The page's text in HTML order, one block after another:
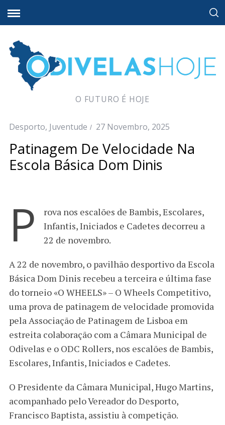
O FUTURO É HOJE
Desporto, Juventude 27 Novembro, 2025
Patinagem De Velocidade Na
Escola Básica Dom Dinis
P
rova nos escalões de Bambis, Escolares,
Infantis, Iniciados e Cadetes decorreu a
22 de novembro.
A 22 de novembro, o pavilhão desportivo da Escola
Básica Dom Dinis recebeu a terceira e última fase
do torneio «O WHEELS» – O Wheels Competitivo,
uma prova de patinagem de velocidade promovida
pela Associação de Patinagem de Lisboa em
estreita colaboração com a Câmara Municipal de
Odivelas e o ODC Rollers, nos escalões de Bambis,
Escolares, Infantis, Iniciados e Cadetes.
O Presidente da Câmara Municipal, Hugo Martins,
acompanhado pelo Vereador do Desporto,
Francisco Baptista, assistiu à competição.